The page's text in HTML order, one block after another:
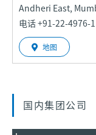
Andheri East,
电话 +91-22-4976-
地图
国内集团公司